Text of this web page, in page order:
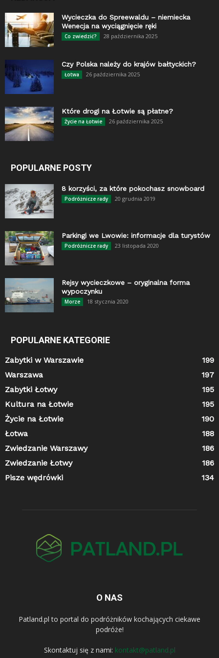
Wycieczka do Spreewaldu – niemiecka
Wenecja na wyciągnięcie ręki
Co zwiedzić? 28 października 2025
Czy Polska należy do krajów bałtyckich?
Łotwa 26 października 2025
Które drogi na Łotwie są płatne?
Życie na Łotwie 26 października 2025
POPULARNE POSTY
8 korzyści, za które pokochasz snowboard
Podróżnicze rady 20 grudnia 2019
Parkingi we Lwowie: informacje dla turystów
Podróżnicze rady 23 listopada 2020
Rejsy wycieczkowe – oryginalna forma
wypoczynku
Morze 18 stycznia 2020
POPULARNE KATEGORIE
Zabytki w Warszawie
199
Warszawa
197
Zabytki Łotwy
195
Kultura na Łotwie
195
Życie na Łotwie
190
Łotwa
188
Zwiedzanie Warszawy
186
Zwiedzanie Łotwy
186
Pisze wędrówki
134
O NAS
Patland.pl to portal do podróżników kochających ciekawe
podróże!
Skontaktuj się z nami: kontakt@patland.pl